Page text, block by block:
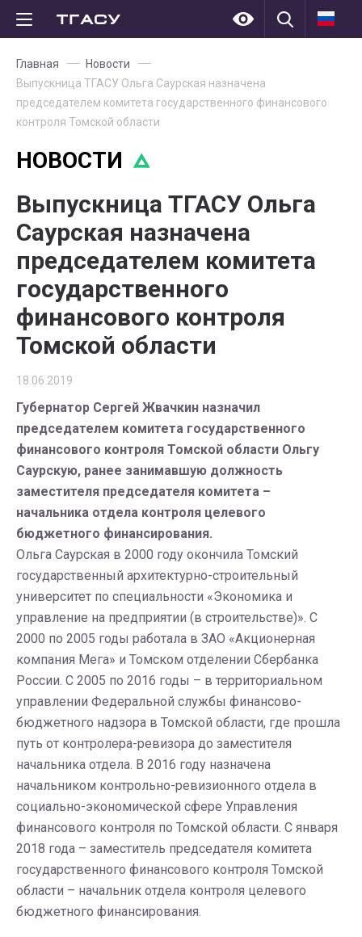
Главная
Новости
Выпускница ТГАСУ Ольга Саурская назначена
председателем комитета государственного финансового
контроля Томской области
НОВОСТИ
Выпускница ТГАСУ Ольга
Саурская назначена
председателем комитета
государственного
финансового контроля
Томской области
18.06.2019
Губернатор Сергей Жвачкин назначил
председателем комитета государственного
финансового контроля Томской области Ольгу
Саурскую, ранее занимавшую должность
заместителя председателя комитета –
начальника отдела контроля целевого
бюджетного финансирования.
Ольга Саурская в 2000 году окончила Томский
государственный архитектурно-строительный
университет по специальности «Экономика и
управление на предприятии (в строительстве)». С
2000 по 2005 годы работала в ЗАО «Акционерная
компания Мега» и Томском отделении Сбербанка
России. С 2005 по 2016 годы – в территориальном
управлении Федеральной службы финансово-
бюджетного надзора в Томской области, где прошла
путь от контролера-ревизора до заместителя
начальника отдела. В 2016 году назначена
начальником контрольно-ревизионного отдела в
социально-экономической сфере Управления
финансового контроля по Томской области. С января
2018 года – заместитель председателя комитета
государственного финансового контроля Томской
области – начальник отдела контроля целевого
бюджетного финансирования.